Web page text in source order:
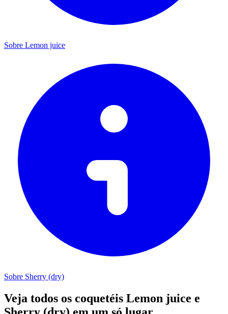
Sobre Lemon juice
Sobre Sherry (dry)
Veja todos os coquetéis Lemon juice e